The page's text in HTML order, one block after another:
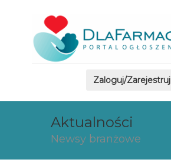
Zaloguj/Zarejestruj
Aktualności
Newsy branżowe